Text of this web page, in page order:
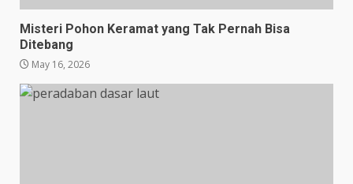
Misteri Pohon Keramat yang Tak Pernah Bisa
Ditebang
May 16, 2026